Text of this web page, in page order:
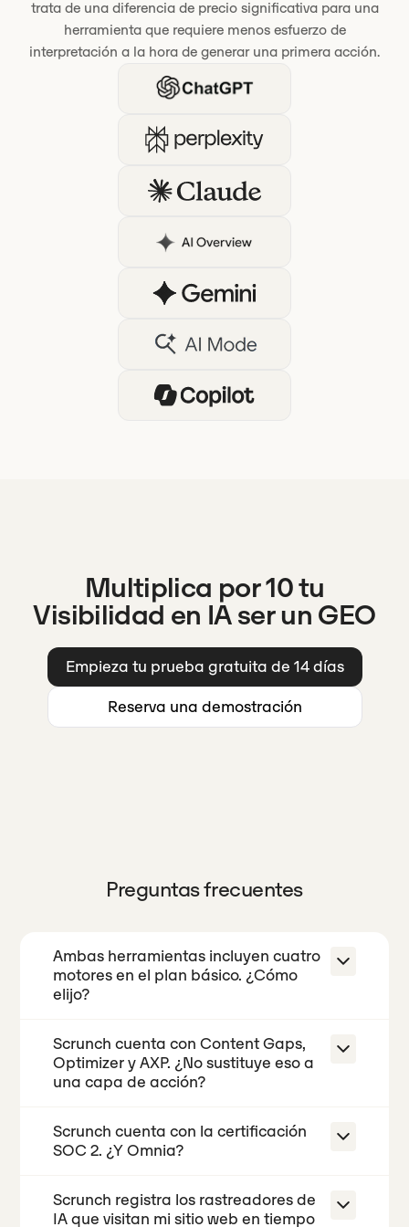
trata de una diferencia de precio significativa para una
herramienta que requiere menos esfuerzo de
interpretación a la hora de generar una primera acción.
Multiplica por 10 tu
Visibilidad en IA ser un GEO
Empieza tu prueba gratuita de 14 días
Reserva una demostración
Preguntas frecuentes
Ambas herramientas incluyen cuatro
motores en el plan básico. ¿Cómo
elijo?
Con la misma cobertura de motores
de búsqueda, el precio y lo que se
decisivos. Scrunch Core, por 250 $ al
mes, incluye seguimiento en tiempo
listas de citas con puntuación de
influencia y herramientas de
Scrunch cuenta con Content Gaps,
Optimizer y AXP. ¿No sustituye eso a
una capa de acción?
En cuanto al contenido propio, sí, y es
una solución realmente útil. Content
crea versiones de página prompt y
Scrunch cuenta con la certificación
SOC 2. ¿Y Omnia?
No. La certificación SOC 2 es una
Scrunch registra los rastreadores de
IA que visitan mi sitio web en tiempo